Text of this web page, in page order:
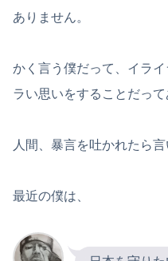
ありません。
かく言う僕だって、イラ
ラい思いをすることだって
人間、暴言を吐かれたら
最近の僕は、